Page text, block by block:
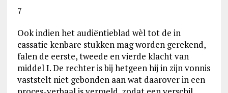
7
Ook indien het audiëntieblad wèl tot de in
cassatie kenbare stukken mag worden gerekend,
falen de eerste, tweede en vierde klacht van
middel I. De rechter is bij hetgeen hij in zijn vonnis
vaststelt niet gebonden aan wat daarover in een